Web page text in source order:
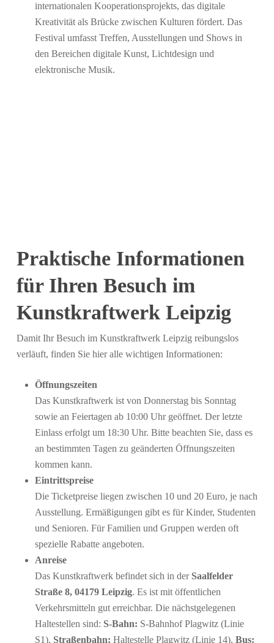
internationalen Kooperationsprojekts, das digitale
Kreativität als Brücke zwischen Kulturen fördert. Das
Festival umfasst Treffen, Ausstellungen und Shows in
den Bereichen digitale Kunst, Lichtdesign und
elektronische Musik.
Praktische Informationen
für Ihren Besuch im
Kunstkraftwerk Leipzig
Damit Ihr Besuch im Kunstkraftwerk Leipzig reibungslos
verläuft, finden Sie hier alle wichtigen Informationen:
Öffnungszeiten
Das Kunstkraftwerk ist von Donnerstag bis Sonntag
sowie an Feiertagen ab 10:00 Uhr geöffnet. Der letzte
Einlass erfolgt um 18:30 Uhr. Bitte beachten Sie, dass es
an bestimmten Tagen zu geänderten Öffnungszeiten
kommen kann.
Eintrittspreise
Die Ticketpreise liegen zwischen 10 und 20 Euro, je nach
Ausstellung. Ermäßigungen gibt es für Kinder, Studenten
und Senioren. Für Familien und Gruppen werden oft
spezielle Rabatte angeboten.
Anreise
Das Kunstkraftwerk befindet sich in der Saalfelder
Straße 8, 04179 Leipzig. Es ist mit öffentlichen
Verkehrsmitteln gut erreichbar. Die nächstgelegenen
Haltestellen sind: S-Bahn: S-Bahnhof Plagwitz (Linie
S1), Straßenbahn: Haltestelle Plagwitz (Linie 14), Bus: